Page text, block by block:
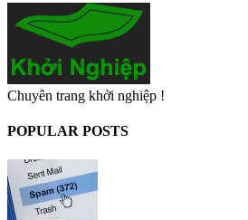
Chuyên trang khởi nghiệp !
POPULAR POSTS